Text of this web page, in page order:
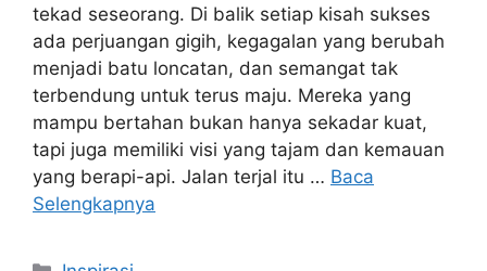
tekad seseorang. Di balik setiap kisah sukses
ada perjuangan gigih, kegagalan yang berubah
menjadi batu loncatan, dan semangat tak
terbendung untuk terus maju. Mereka yang
mampu bertahan bukan hanya sekadar kuat,
tapi juga memiliki visi yang tajam dan kemauan
yang berapi-api. Jalan terjal itu … Baca
Selengkapnya